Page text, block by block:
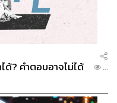
ด้? คำตอบอาจไม่ได้
...